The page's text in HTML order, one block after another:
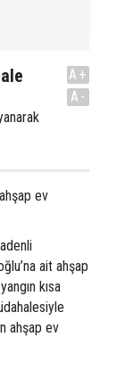
A+
A-
ev
ait ahşap
kısa
ahşap ev